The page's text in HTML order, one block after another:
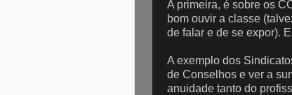
A primeira, é sobre os
bom ouvir a classe
de falar e de se expor).
A exemplo dos
de Conselhos e ver a
anuidade tanto do